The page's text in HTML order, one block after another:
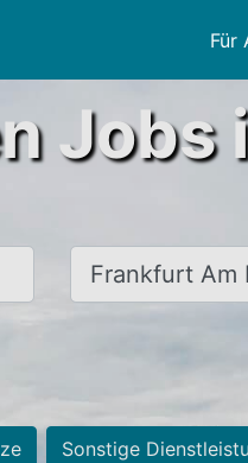
Für
Ort, Stadt
Sonstige